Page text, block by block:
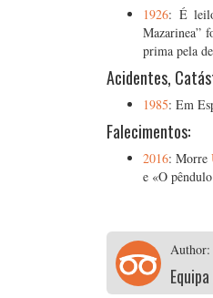
1926: É
Mazarinea”
prima pela
Acidentes,
1985: Em
Falecimentos:
2016: Morre
e «O
Author: